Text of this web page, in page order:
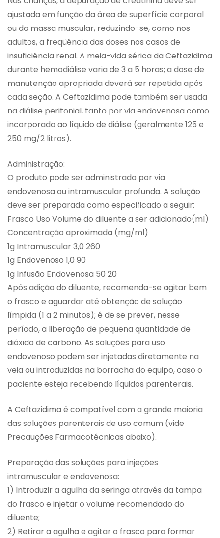
ajustada em função da área de superfície corporal
ou da massa muscular, reduzindo-se, como nos
adultos, a freqüência das doses nos casos de
insuficiência renal. A meia-vida sérica da Ceftazidima
durante hemodiálise varia de 3 a 5 horas; a dose de
manutenção apropriada deverá ser repetida após
cada seção. A Ceftazidima pode também ser usada
na diálise peritonial, tanto por via endovenosa como
incorporado ao líquido de diálise (geralmente 125 e
250 mg/2 litros).
Administração:
O produto pode ser administrado por via
endovenosa ou intramuscular profunda. A solução
deve ser preparada como especificado a seguir:
Frasco Uso Volume do diluente a ser adicionado(ml)
Concentração aproximada (mg/ml)
1g Intramuscular 3,0 260
1g Endovenoso 1,0 90
1g Infusão Endovenosa 50 20
Após adição do diluente, recomenda-se agitar bem
o frasco e aguardar até obtenção de solução
límpida (1 a 2 minutos); é de se prever, nesse
período, a liberação de pequena quantidade de
dióxido de carbono. As soluções para uso
endovenoso podem ser injetadas diretamente na
veia ou introduzidas na borracha do equipo, caso o
paciente esteja recebendo líquidos parenterais.
A Ceftazidima é compatível com a grande maioria
das soluções parenterais de uso comum (vide
Precauções Farmacotécnicas abaixo).
Preparação das soluções para injeções
intramuscular e endovenosa:
1) Introduzir a agulha da seringa através da tampa
do frasco e injetar o volume recomendado do
diluente;
2) Retirar a agulha e agitar o frasco para formar